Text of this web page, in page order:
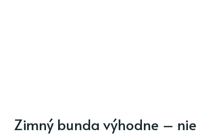
Zimný bunda výhodne – nie